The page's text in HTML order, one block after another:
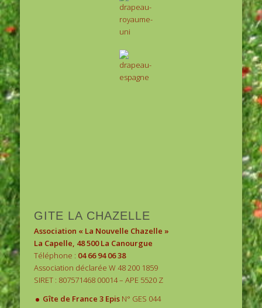
GITE LA CHAZELLE
Association « La Nouvelle Chazelle »
La Capelle, 48 500 La Canourgue
Téléphone : 04 66 94 06 38
Association déclarée W 48 200 1859
SIRET : 807571468 00014 – APE 5520 Z
. Gîte de France 3 Epis N° GES 044